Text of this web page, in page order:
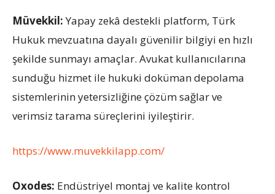
Müvekkil:Yapay zekâ destekli platform, Türk
Hukuk mevzuatına dayalı güvenilir bilgiyi en hızlı
şekilde sunmayı amaçlar. Avukat kullanıcılarına
sunduğu hizmet ile hukuki doküman depolama
sistemlerinin yetersizliğine çözüm sağlar ve
verimsiz tarama süreçlerini iyileştirir.
https://www.muvekkilapp.com/
Oxodes: Endüstriyel montaj ve kalite kontrol